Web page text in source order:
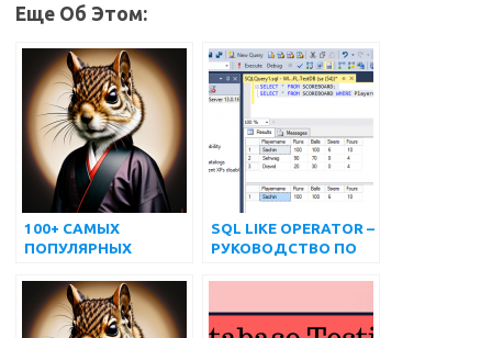
Еще Об Этом:
100+ САМЫХ
ПОПУЛЯРНЫХ
ОТВЕТОВ НА
ИНТЕРВЬЮ по SQL
SQL LIKE OPERATOR –
РУКОВОДСТВО ПО
ОБЕСПЕЧЕНИЯ